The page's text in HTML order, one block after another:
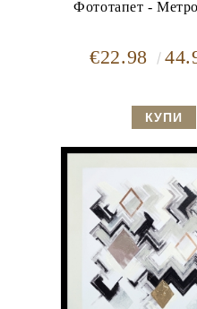
Фототапет -
€22.98